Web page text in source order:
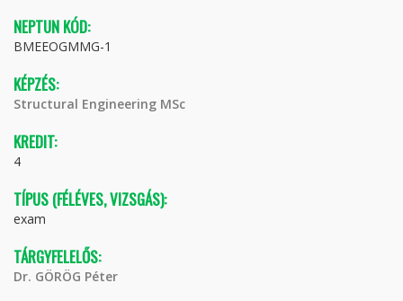
NEPTUN KÓD:
BMEEOGMMG-1
KÉPZÉS:
Structural Engineering MSc
KREDIT:
4
TÍPUS (FÉLÉVES, VIZSGÁS):
exam
TÁRGYFELELŐS:
Dr. GÖRÖG Péter